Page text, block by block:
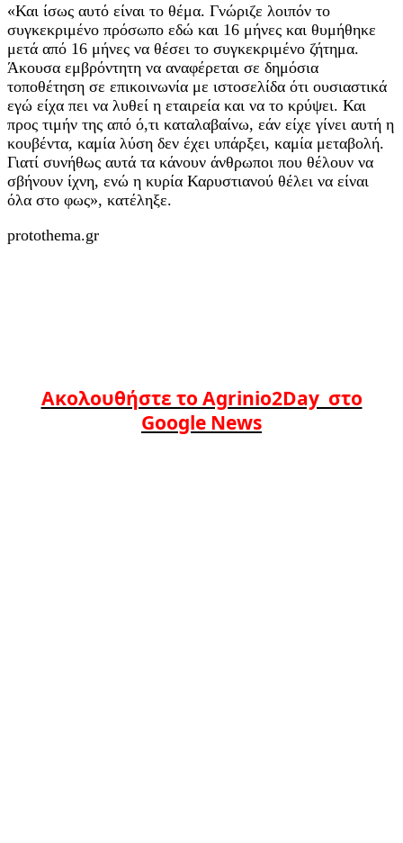
«Και ίσως αυτό είναι το θέμα. Γνώριζε λοιπόν το
συγκεκριμένο πρόσωπο εδώ και 16 μήνες και θυμήθηκε
μετά από 16 μήνες να θέσει το συγκεκριμένο ζήτημα.
Άκουσα εμβρόντητη να αναφέρεται σε δημόσια
τοποθέτηση σε επικοινωνία με ιστοσελίδα ότι ουσιαστικά
εγώ είχα πει να λυθεί η εταιρεία και να το κρύψει. Και
προς τιμήν της από ό,τι καταλαβαίνω, εάν είχε γίνει αυτή η
κουβέντα, καμία λύση δεν έχει υπάρξει, καμία μεταβολή.
Γιατί συνήθως αυτά τα κάνουν άνθρωποι που θέλουν να
σβήνουν ίχνη, ενώ η κυρία Καρυστιανού θέλει να είναι
όλα στο φως», κατέληξε.
protothema.gr
Ακολουθήστε το Agrinio2Day στο
Google News